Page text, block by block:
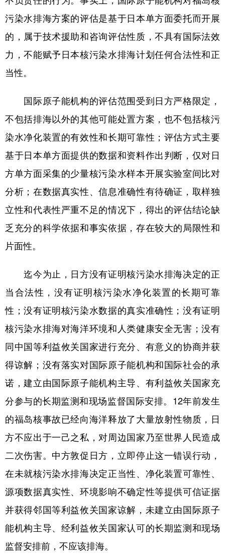
地方频道
山东 河南 湖北 湖南
四川 贵州 云南 西藏
陕西 甘肃 青海 宁夏
新疆 内蒙古 黑龙江
多语种频道
English
Русский язык 日本語 한국어
Deutsch Português
污染水排海方案的评估是基于日本单方面委托而开展
的，属于技术援助和咨询评估性质，不具有国际法效
力，不能赋予日本核污染水排海计划任何合法性和正
当性。
国际原子能机构的评估范围受到日方严格限定，
不包括排海以外的其他可能处置方案，也不包括核污
染水净化装置的有效性和长期可靠性；评估方式主要
基于日本单方面提供的数据和资料作出判断，仅对日
方单方面采集的少量核污染水样本开展实验室间比对
分析；在数据真实性、信息准确性有待确证，取样独
立性和代表性严重不足的情况下，得出的评估结论缺
乏充分的科学依据和事实依据，存在较大的局限性和
片面性。
迄今为止，日方没有证明核污染水排海决定的正
当合法性，没有证明核污染水净化装置的长期可靠
性；没有证明核污染水数据的真实准确性；没有证明
核污染水排海对海洋环境和人类健康安全无害；没有
同中国等利益攸关国家进行充分、有意义的协商并获
得谅解；没有落实对国际原子能机构和国际社会的承
诺，建立由国际原子能机构主导、有利益攸关国家充
分参与的长期监测和现场监督国际安排。12年前发生
的福岛核事故已经向海洋释放了大量放射性物质，日
方不应出于一己之私，对周边国家乃至世界人民造成
二次伤害。中方敦促日方，立即停止这一错误行动，
在未就核污染水排海决定正当性、净化装置可靠性、
源项数据真实性、环境影响不确定性等提供可信证据
并获得邻国等利益攸关国家谅解，未建立由国际原子
能机构主导、经利益攸关国家认可的长期监测和现场
监督安排前，不应该排海。